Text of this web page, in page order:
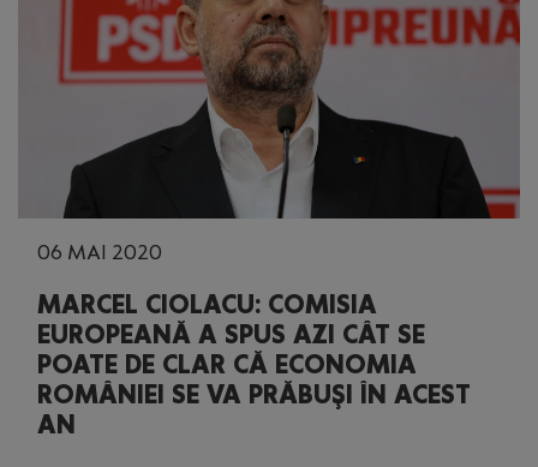
06 MAI 2020
MARCEL CIOLACU: COMISIA
EUROPEANĂ A SPUS AZI CÂT SE
POATE DE CLAR CĂ ECONOMIA
ROMÂNIEI SE VA PRĂBUŞI ÎN ACEST
AN